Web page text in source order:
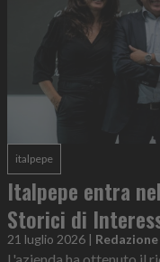
italpepe
Italpepe entra
Storici di
21 luglio 2026 | Redazione